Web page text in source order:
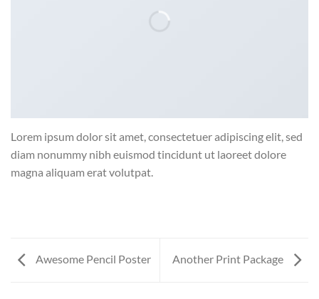
Lorem ipsum dolor sit amet, consectetuer adipiscing elit, sed
diam nonummy nibh euismod tincidunt ut laoreet dolore
magna aliquam erat volutpat.
Awesome Pencil Poster Another Print Package